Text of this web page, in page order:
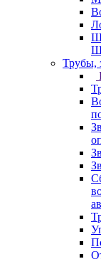
Трубы,